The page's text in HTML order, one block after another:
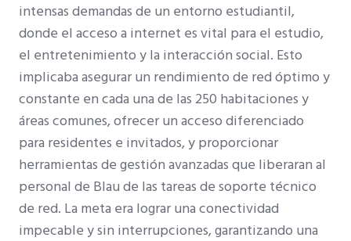
intensas demandas de un entorno estudiantil,
donde el acceso a internet es vital para el estudio,
el entretenimiento y la interacción social. Esto
implicaba asegurar un rendimiento de red óptimo y
constante en cada una de las 250 habitaciones y
áreas comunes, ofrecer un acceso diferenciado
para residentes e invitados, y proporcionar
herramientas de gestión avanzadas que liberaran al
personal de Blau de las tareas de soporte técnico
de red. La meta era lograr una conectividad
impecable y sin interrupciones, garantizando una